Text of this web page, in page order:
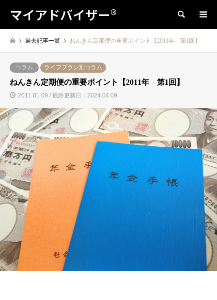
マイアドバイザー® 検索
過去記事一覧 ねんきん定期便の重要ポイント【2011年 第1回】
コラム ライフプラン別コラム
ねんきん定期便の重要ポイント【2011年 第1回】
2011.01.09 / 最終更新日：2024.04.09